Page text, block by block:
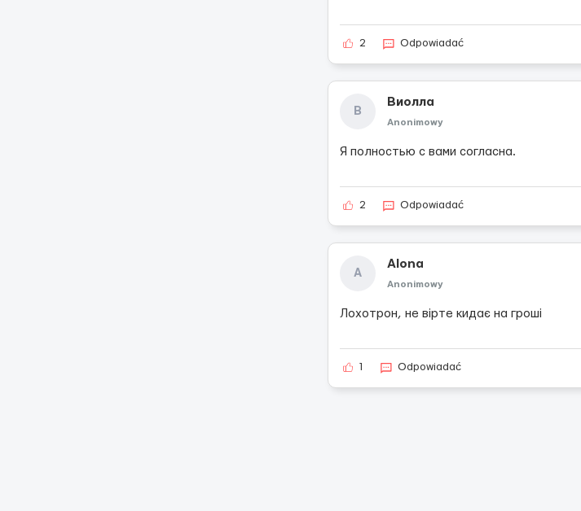
2 Odpowiadać
В
Виолла
Anonimowy
Я полностью с вами согласна.
2 Odpowiadać
A
Alona
Anonimowy
Лохотрон, не вірте кидає на гроші
1 Odpowiadać